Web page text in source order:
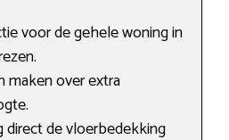
voor de gehele woning in
maken over extra
direct de vloerbedekking